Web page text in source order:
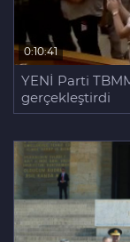
0:10:41
YENİ Parti
gerçekleştirdi